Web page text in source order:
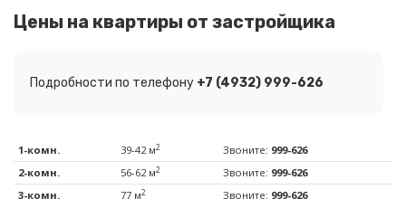
Цены на квартиры от застройщика
Подробности по телефону +7 (4932) 999-626
1-комн. 39-42 м2 Звоните: 999-626
2-комн.
56-62 м2 Звоните: 999-626
3-комн.
77 м2 Звоните: 999-626